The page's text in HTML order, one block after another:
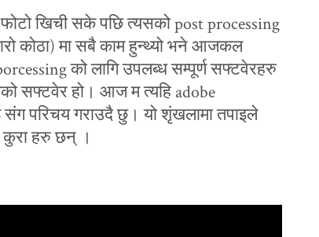
खिची सके पछि त्यसको post processing
कोठा) मा सबै काम हुन्थ्यो भने आजकल
को लागि उपलब्ध सम्पूर्ण सफ्टवेरहरु
सफ्टवेर हो। आज म त्यहि adobe
परिचय गराउदै छु। यो शृंखलामा तपाइले
कुरा हरु छन् ।
जम्काभेट